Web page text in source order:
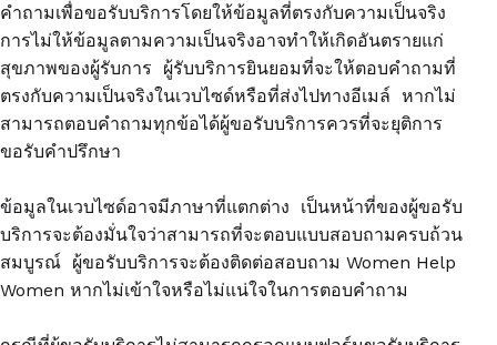
คำถามเพื่อขอรับบริการโดยให้ข้อมูลที่ตรงกับความเป็นจริง
การไม่ให้ข้อมูลตามความเป็นจริงอาจทำให้เกิดอันตรายแก่
สุขภาพของผู้รับการ ผู้รับบริการยินยอมที่จะให้ตอบคำถามที่
ตรงกับความเป็นจริงในเวบไซด์หรือที่ส่งไปทางอีเมล์ หากไม่
สามารถตอบคำถามทุกข้อได้ผู้ขอรับบริการควรที่จะยุติการ
ขอรับคำปรึกษา
ข้อมูลในเวบไซด์อาจมีภาษาที่แตกต่าง เป็นหน้าที่ของผู้ขอรับ
บริการจะต้องมั่นใจว่าสามารถที่จะตอบแบบสอบถามครบถ้วน
สมบูรณ์ ผู้ขอรับบริการจะต้องติดต่อสอบถาม Women Help
Women หากไม่เข้าใจหรือไม่แน่ใจในการตอบคำถาม